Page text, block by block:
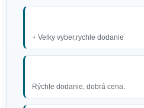
+ Velky vyber,rychle dodanie
Rýchle dodanie, dobrá cena.